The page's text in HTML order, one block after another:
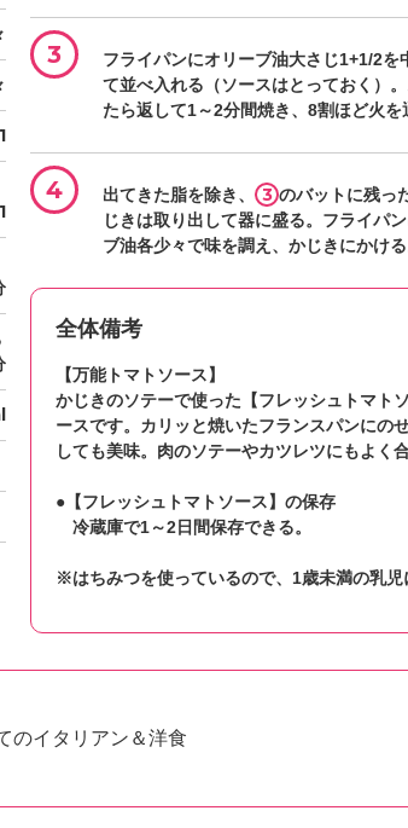
3 フライパンにオリーブ油大さじ1+1/2を
て並べ入れる（ソースはとっておく）
たら返して1～2分間焼き、8割ほど火を
4 出てきた脂を除き、 3 のバットに残っ
じきは取り出して器に盛る。フライパ
ブ油各少々で味を調え、かじきにかける
全体備考
【万能トマトソース】
かじきのソテーで使った【フレッシュトマト
ースです。カリッと焼いたフランスパンにの
しても美味。肉のソテーやカツレツにもよく合
●【フレッシュトマトソース】の保存
冷蔵庫で1～2日間保存できる。
※はちみつを使っているので、1歳未満の乳児
のイタリアン＆洋食